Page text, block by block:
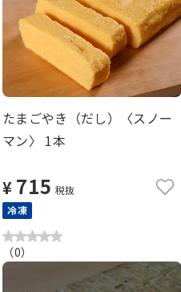
たまごやき（だし）〈スノー
マン〉 1本
¥ 715 税抜
冷凍
（0）